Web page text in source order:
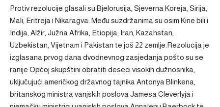
Protiv rezolucije glasali su Bjelorusija, Sjeverna Koreja, Sirija,
Mali, Eritreja i Nikaragva. Među suzdržanima su osim Kine bili i
Indija, Alžir, Južna Afrika, Etiopija, Iran, Kazahstan,
Uzbekistan, Vijetnam i Pakistan te još 22 zemlje.Rezolucija je
izglasana prvog dana dvodnevnog zasjedanja pošto su se
ranije Općoj skupštini obratiti deseci visokih dužnosnika,
uključujući američkog državnog tajnika Antonya Blinkena,
britanskog ministra vanjskih poslova Jamesa Cleverlyja i